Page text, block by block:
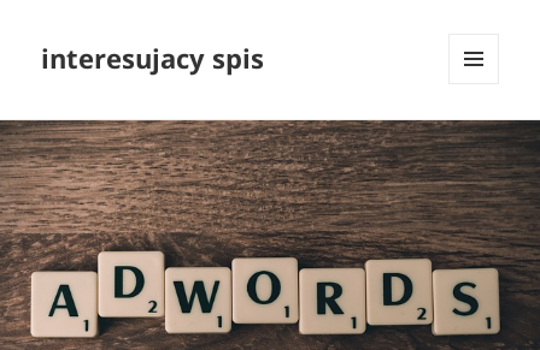
interesujacy spis
WIDGETY